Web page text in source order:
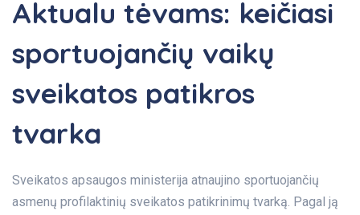
Aktualu tėvams: keičiasi
sportuojančių vaikų
sveikatos patikros
tvarka
Sveikatos apsaugos ministerija atnaujino sportuojančių
asmenų profilaktinių sveikatos patikrinimų tvarką. Pagal ją